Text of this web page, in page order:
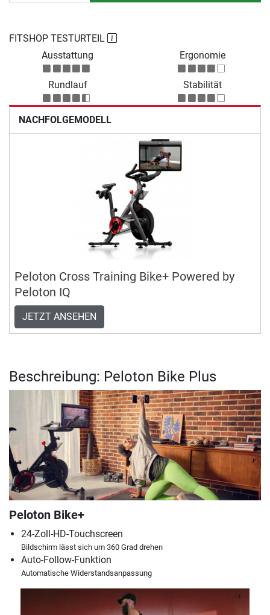
FITSHOP TESTURTEIL
Ausstattung
Ergonomie
Rundlauf Stabilität
NACHFOLGEMODELL
Peloton Cross Training Bike+ Powered by
Peloton IQ
JETZT ANSEHEN
Beschreibung: Peloton Bike Plus
Peloton Bike+
24-Zoll-HD-Touchscreen
Bildschirm lässt sich um 360 Grad drehen
Auto-Follow-Funktion
Automatische Widerstandsanpassung